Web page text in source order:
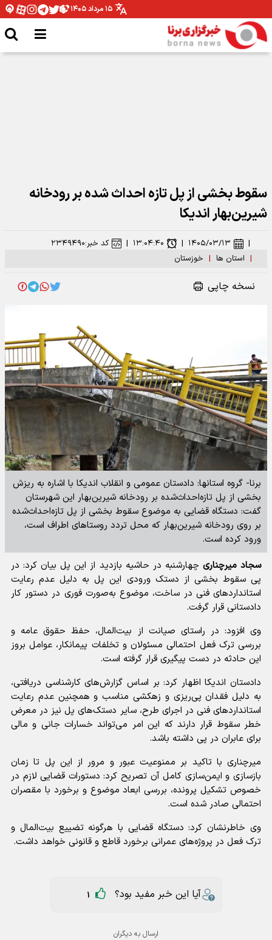
۱۵ مرداد ۱۴۰۵
سقوط بخشی از پل تازه‌ احداث‌ شده بر رودخانه
شیرین‌بهار اندیکا
| استان ها | خوزستان
| ۱۴۰۵/۰۳/۱۳ | ۱۳:۰۴:۴۰ | کد خبر:۲۳۴۹۴۹۰
نسخه چاپی
برنا- گروه استانها: دادستان عمومی و انقلاب اندیکا با اشاره به ریزش
بخشی از پل تازه‌احداث‌شده بر رودخانه شیرین‌بهار این شهرستان
گفت: دستگاه قضایی به موضوع سقوط بخشی از پل تازه‌احداث‌شده
بر روی رودخانه شیرین‌بهار که محل تردد روستاهای اطراف است،
ورود کرده است.
سجاد میرچناری چهارشنبه در حاشیه بازدید از این پل بیان کرد: در
پی سقوط بخشی از دستک ورودی این پل به دلیل عدم رعایت
استانداردهای فنی در ساخت، موضوع به‌صورت فوری در دستور کار
دادستانی قرار گرفت.
وی افزود: در راستای صیانت از بیت‌المال، حفظ حقوق عامه و
بررسی ترک فعل احتمالی مسئولان و تخلفات پیمانکار، عوامل بروز
این حادثه در دست پیگیری قرار گرفته است.
دادستان اندیکا اظهار کرد: بر اساس گزارش‌های کارشناسی دریافتی،
به دلیل فقدان پی‌ریزی و زهکشی مناسب و همچنین عدم رعایت
استانداردهای فنی در اجرای طرح، سایر دستک‌های پل نیز در معرض
خطر سقوط قرار دارند که این امر می‌تواند خسارات جانی و مالی
برای عابران در پی داشته باشد.
میرچناری با تاکید بر ممنوعیت عبور و مرور از این پل تا زمان
بازسازی و ایمن‌سازی کامل آن تصریح کرد: دستورات قضایی لازم در
خصوص تشکیل پرونده، بررسی ابعاد موضوع و برخورد با مقصران
احتمالی صادر شده است.
وی خاطرنشان کرد: دستگاه قضایی با هرگونه تضییع بیت‌المال و
ترک فعل در پروژه‌های عمرانی برخورد قاطع و قانونی خواهد داشت.
آیا این خبر مفید بود؟ 1
ارسال به دیگران